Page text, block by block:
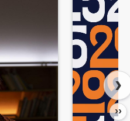
››
›